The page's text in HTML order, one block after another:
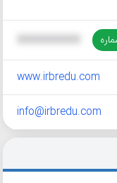
www.irbredu.com
info@irbredu.com